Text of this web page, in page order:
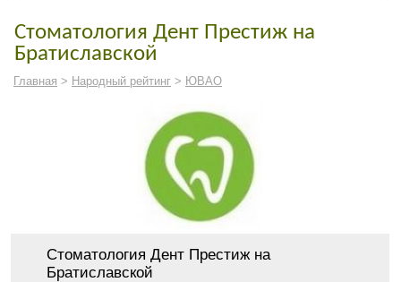
Стоматология Дент Престиж на
Братиславской
Главная > Народный рейтинг > ЮВАО
Стоматология Дент Престиж на
Братиславской